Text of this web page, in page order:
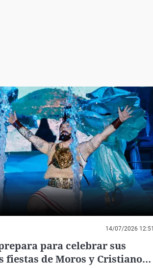
14/07/2026 12:51
para celebrar sus
de Moros y Cristianos